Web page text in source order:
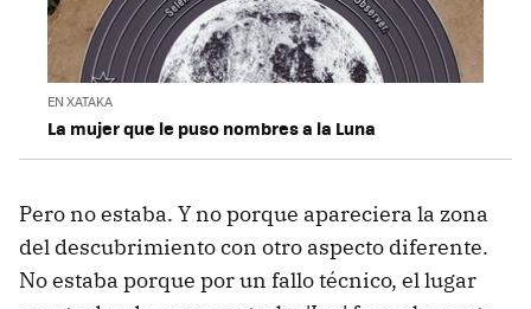
EN XATAKA
La mujer que le puso nombres a la Luna
Pero no estaba. Y no porque apareciera la zona
del descubrimiento con otro aspecto diferente.
No estaba porque por un fallo técnico, el lugar